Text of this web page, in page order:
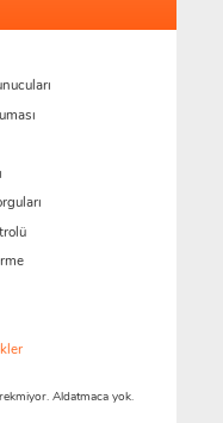
Aldatmaca yok.